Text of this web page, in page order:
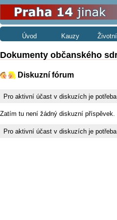
Úvod Kauzy
Dokumenty občanského
Diskuzní fórum
Pro aktivní účast v diskuzích je
Zatím tu není žádný diskuzní příspěvek.
Pro aktivní účast v diskuzích je